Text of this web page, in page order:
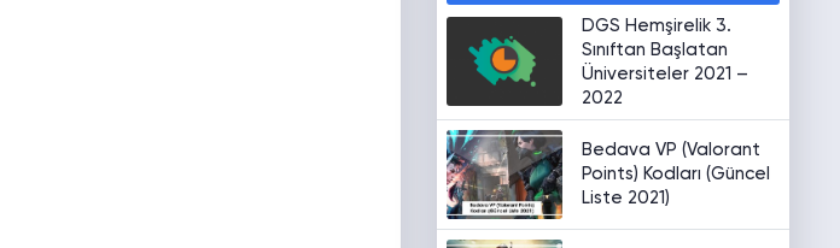
DGS Hemşirelik 3.
Sınıftan Başlatan
Üniversiteler 2021 –
2022
Bedava VP (Valorant
Points) Kodları (Güncel
Liste 2021)